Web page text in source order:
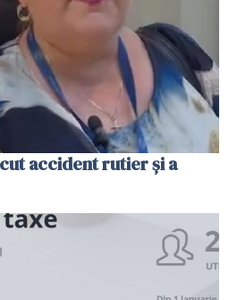
accident rutier și a